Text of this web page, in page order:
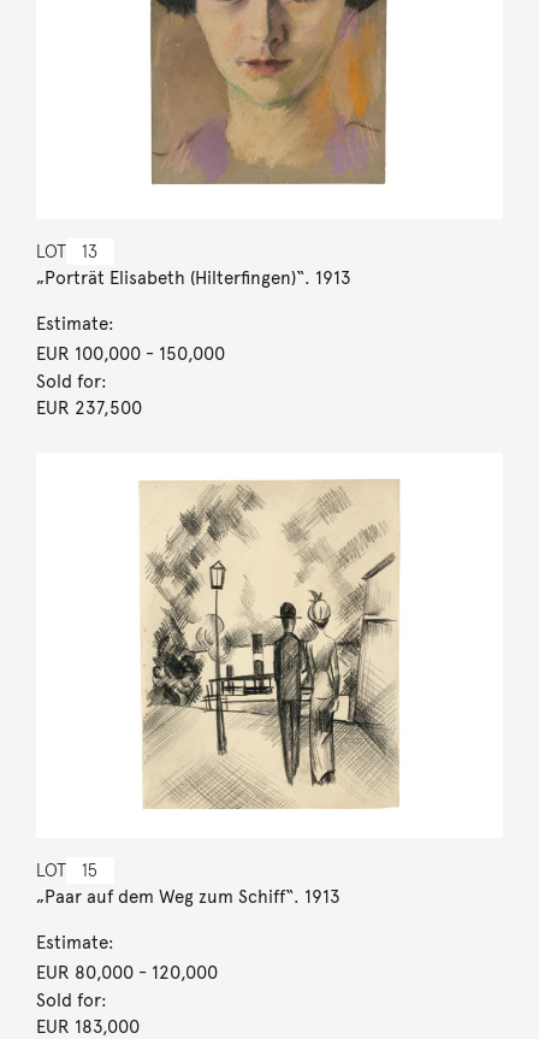
LOT 13
„Porträt Elisabeth (Hilterfingen)“. 1913
Estimate:
EUR 100,000- 150,000
Sold for:
EUR 237,500
LOT 15
„Paar auf dem Weg zum Schiff“. 1913
Estimate:
EUR 80,000- 120,000
Sold for:
EUR 183,000